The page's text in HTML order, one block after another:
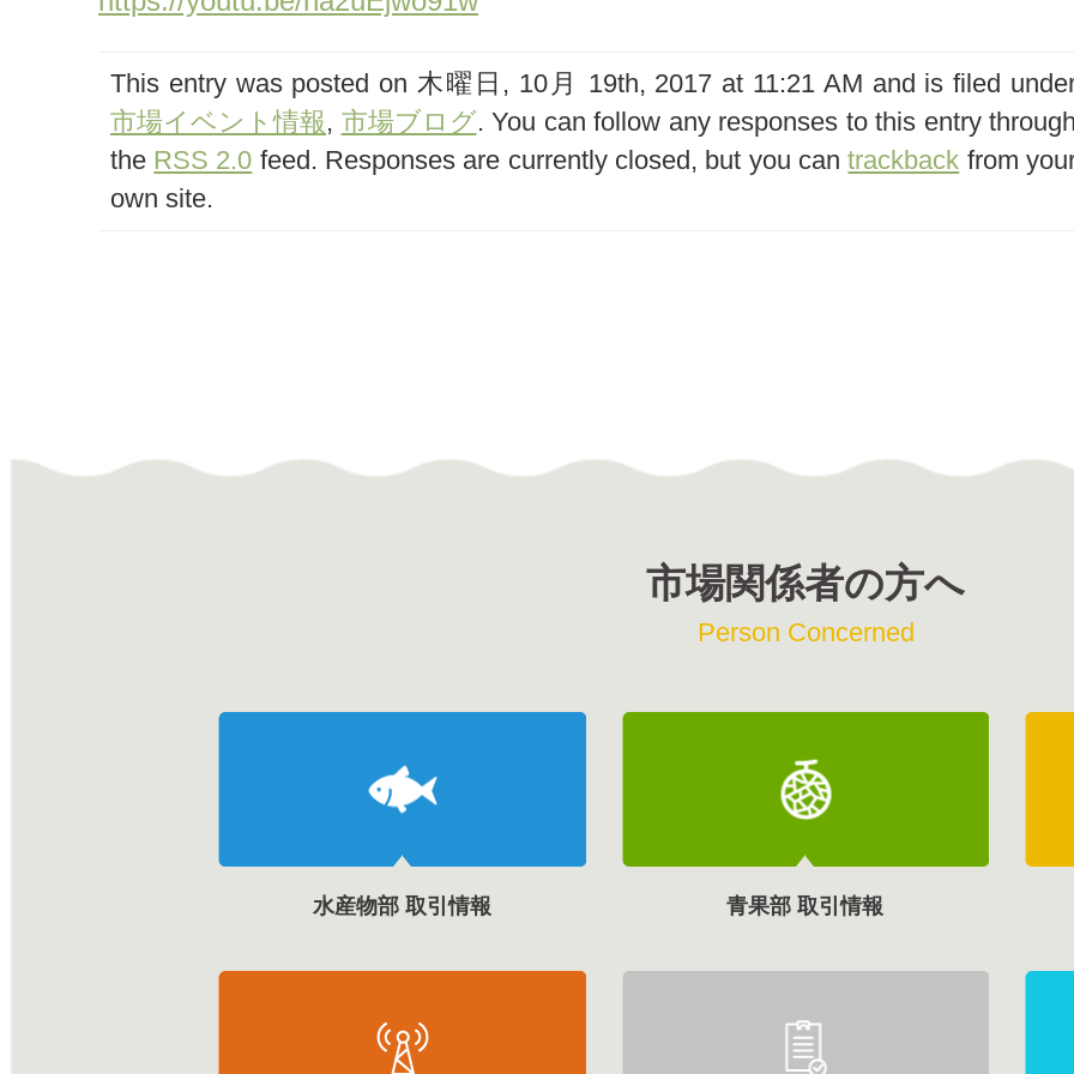
This entry was posted on 木曜日, 10月 19th, 2017 at 11:21 AM and is filed
市場イベント情報, 市場ブログ. You can follow any responses to this entry
the RSS 2.0 feed. Responses are currently closed, but you cantrackback from
own site.
市場関係者の方へ
Person Concerned
水産物部 取引情報 青果部 取引情報